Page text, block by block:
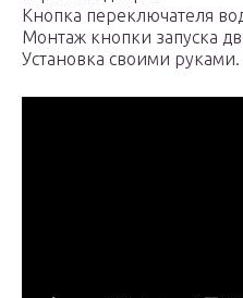
Кнопка переключателя
Монтаж кнопки запуска
Установка своими руками.